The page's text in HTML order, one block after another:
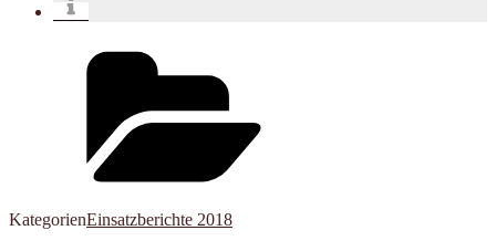
KategorienEinsatzberichte 2018